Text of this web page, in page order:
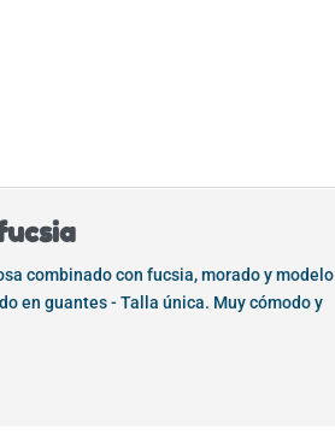
combinado con fucsia, morado y modelo
en guantes - Talla única. Muy cómodo y